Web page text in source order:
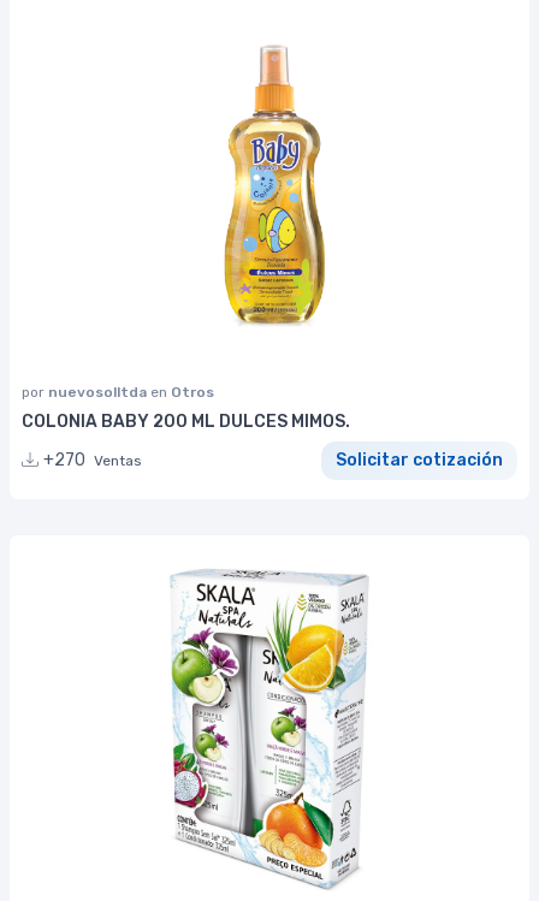
por nuevosolltda en Otros
COLONIA BABY 200 ML DULCES MIMOS.
+270 Ventas Solicitar cotización